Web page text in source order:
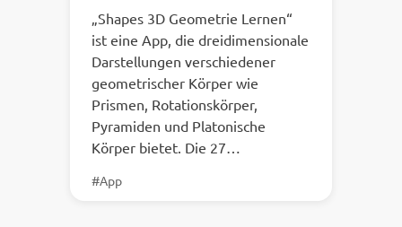
„Shapes 3D Geometrie Lernen“
ist eine App, die dreidimensionale
Darstellungen verschiedener
geometrischer Körper wie
Prismen, Rotationskörper,
Pyramiden und Platonische
Körper bietet. Die 27…
#App